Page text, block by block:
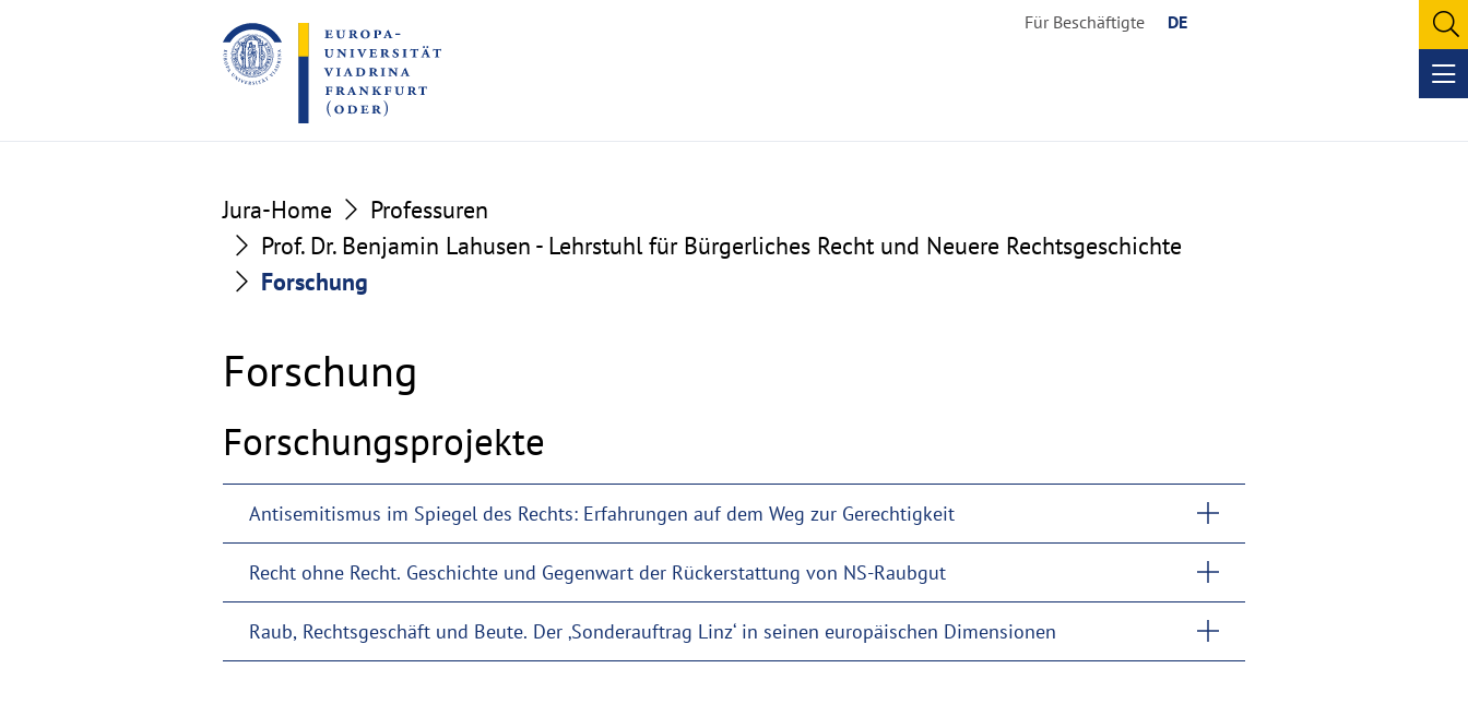
to
the
content
to
the
footer
Für Beschäftigte DE
Jura-Home
Professuren
Prof. Dr. Benjamin Lahusen - Lehrstuhl für Bürgerliches Recht und Neuere Rechtsgeschichte
Forschung
Forschung
Forschungsprojekte
Antisemitismus im Spiegel des Rechts: Erfahrungen auf dem Weg zur Gerechtigkeit
Recht ohne Recht. Geschichte und Gegenwart der Rückerstattung von NS-Raubgut
Raub, Rechtsgeschäft und Beute. Der ‚Sonderauftrag Linz‘ in seinen europäischen Dimensionen